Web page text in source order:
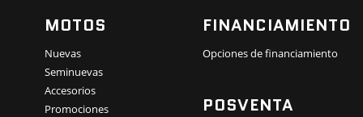
MOTOS
Nuevas
Seminuevas
Accesorios
Promociones
FINANCIAMIENTO
Opciones de financiamiento
POSVENTA